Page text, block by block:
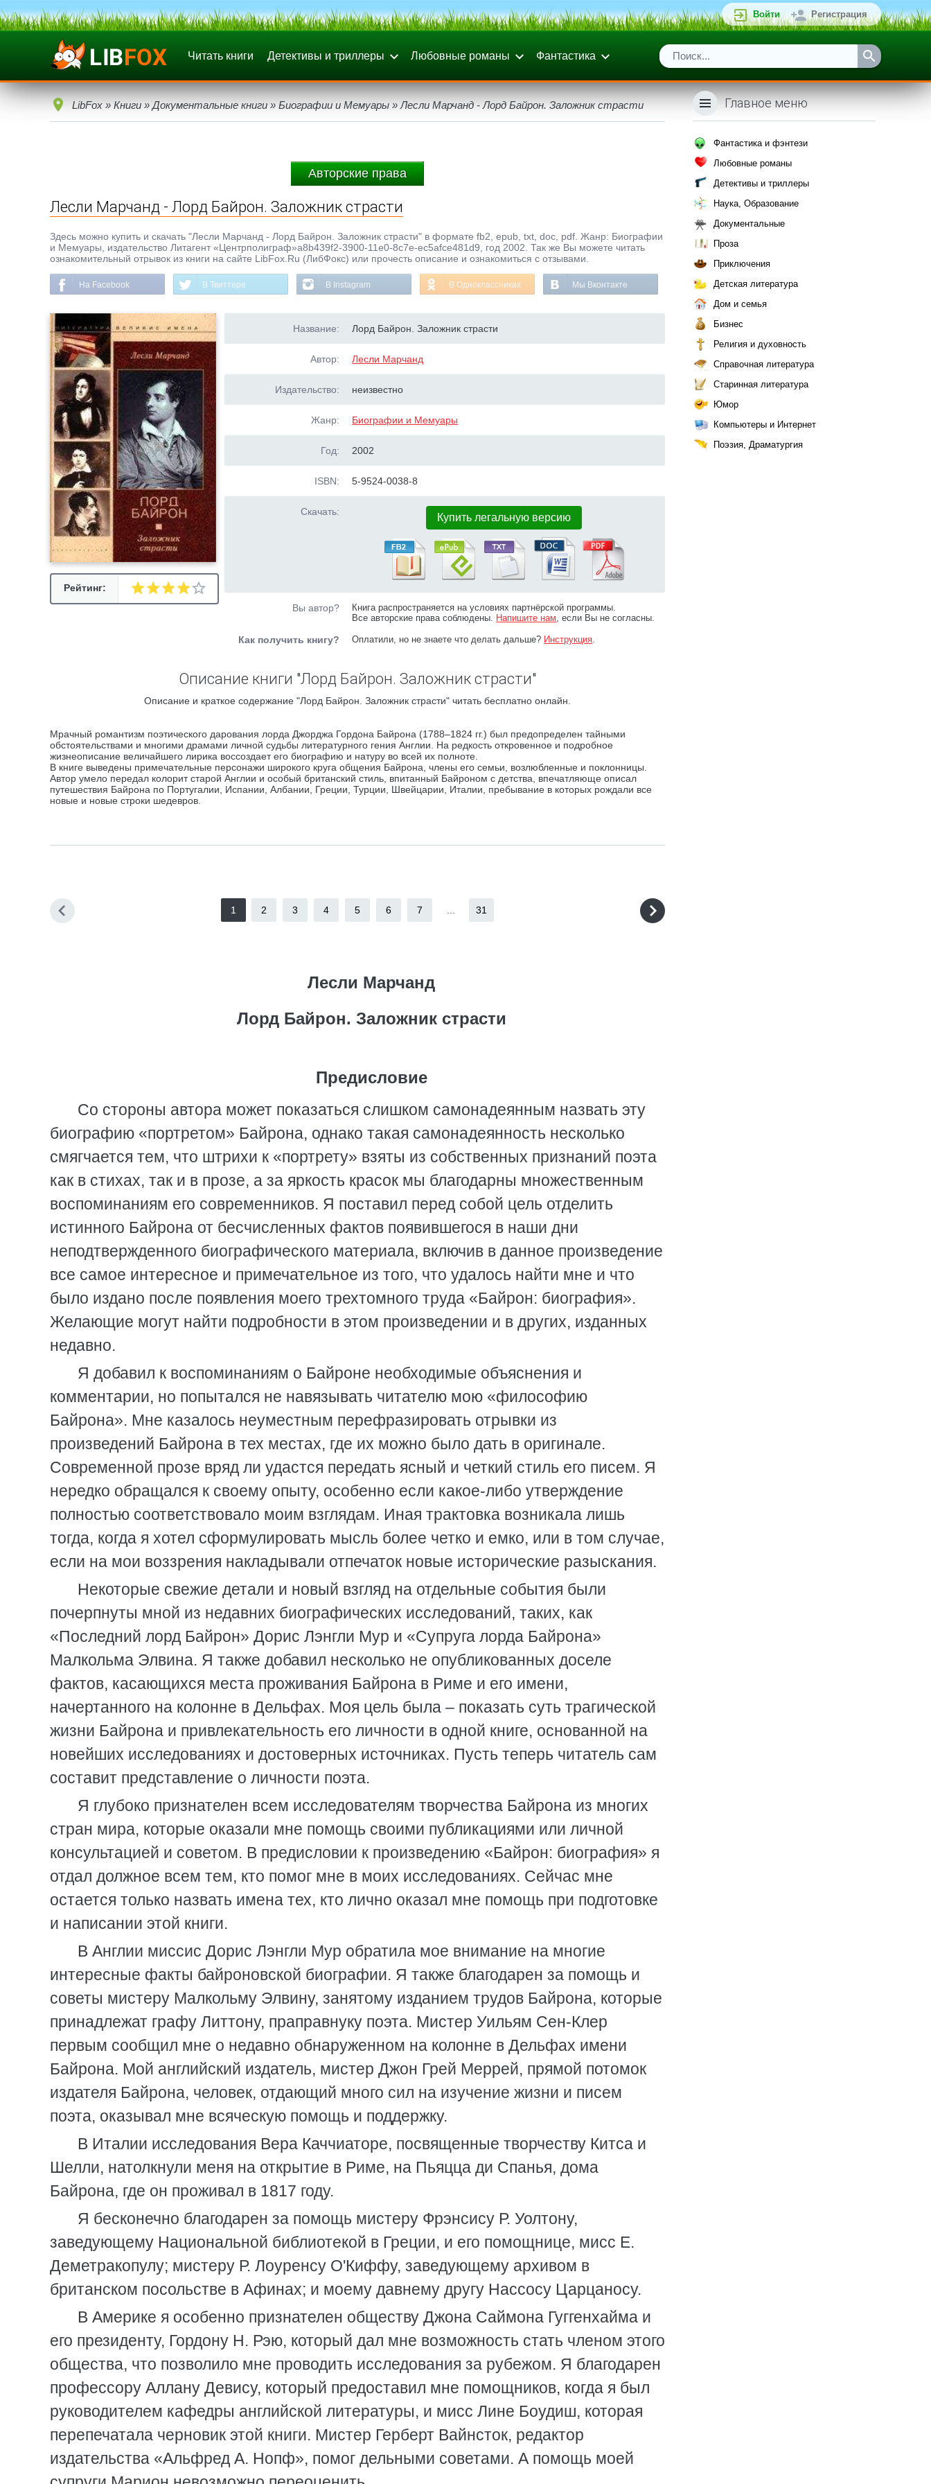
Войти Регистрация
Читать книги Детективы и триллеры Любовные романы Фантастика
LibFox » Книги » Документальные книги » Биографии и Мемуары » Лесли Марчанд - Лорд Байрон. Заложник страсти
Авторские права
Лесли Марчанд - Лорд Байрон. Заложник страсти
Здесь можно купить и скачать "Лесли Марчанд - Лорд Байрон. Заложник страсти" в формате fb2, epub, txt, doc, pdf. Жанр: Биографии
и Мемуары, издательство Литагент «Центрполиграф»a8b439f2-3900-11e0-8c7e-ec5afce481d9, год 2002. Так же Вы можете читать
ознакомительный отрывок из книги на сайте LibFox.Ru (ЛибФокс) или прочесть описание и ознакомиться с отзывами.
На Facebook В Твиттере В Instagram В Одноклассниках Мы Вконтакте
Рейтинг:
Название: Лорд Байрон. Заложник страсти
Автор: Лесли Марчанд
Издательство: неизвестно
Жанр: Биографии и Мемуары
Год: 2002
ISBN: 5-9524-0038-8
Скачать: Купить легальную версию
Вы автор?
Книга распространяется на условиях партнёрской программы.
Все авторские права соблюдены. Напишите нам, если Вы не согласны.
Как получить книгу? Оплатили, но не знаете что делать дальше? Инструкция.
Описание книги "Лорд Байрон. Заложник страсти"
Описание и краткое содержание "Лорд Байрон. Заложник страсти" читать бесплатно онлайн.
Мрачный романтизм поэтического дарования лорда Джорджа Гордона Байрона (1788–1824 гг.) был предопределен тайными
обстоятельствами и многими драмами личной судьбы литературного гения Англии. На редкость откровенное и подробное
жизнеописание величайшего лирика воссоздает его биографию и натуру во всей их полноте.
В книге выведены примечательные персонажи широкого круга общения Байрона, члены его семьи, возлюбленные и поклонницы.
Автор умело передал колорит старой Англии и особый британский стиль, впитанный Байроном с детства, впечатляюще описал
путешествия Байрона по Португалии, Испании, Албании, Греции, Турции, Швейцарии, Италии, пребывание в которых рождали все
новые и новые строки шедевров.
1 2 3 4 5 6 7 31
Лесли Марчанд
Лорд Байрон. Заложник страсти
Предисловие
Co стороны автора может показаться слишком самонадеянным назвать эту
биографию «портретом» Байрона, однако такая самонадеянность несколько
смягчается тем, что штрихи к «портрету» взяты из собственных признаний поэта
как в стихах, так и в прозе, а за яркость красок мы благодарны множественным
воспоминаниям его современников. Я поставил перед собой цель отделить
истинного Байрона от бесчисленных фактов появившегося в наши дни
неподтвержденного биографического материала, включив в данное произведение
все самое интересное и примечательное из того, что удалось найти мне и что
было издано после появления моего трехтомного труда «Байрон: биография».
Желающие могут найти подробности в этом произведении и в других, изданных
недавно.
Я добавил к воспоминаниям о Байроне необходимые объяснения и
комментарии, но попытался не навязывать читателю мою «философию
Байрона». Мне казалось неуместным перефразировать отрывки из
произведений Байрона в тех местах, где их можно было дать в оригинале.
Современной прозе вряд ли удастся передать ясный и четкий стиль его писем. Я
нередко обращался к своему опыту, особенно если какое-либо утверждение
полностью соответствовало моим взглядам. Иная трактовка возникала лишь
тогда, когда я хотел сформулировать мысль более четко и емко, или в том случае,
если на мои воззрения накладывали отпечаток новые исторические разыскания.
Некоторые свежие детали и новый взгляд на отдельные события были
почерпнуты мной из недавних биографических исследований, таких, как
«Последний лорд Байрон» Дорис Лэнгли Мур и «Супруга лорда Байрона»
Малкольма Элвина. Я также добавил несколько не опубликованных доселе
фактов, касающихся места проживания Байрона в Риме и его имени,
начертанного на колонне в Дельфах. Моя цель была – показать суть трагической
жизни Байрона и привлекательность его личности в одной книге, основанной на
новейших исследованиях и достоверных источниках. Пусть теперь читатель сам
составит представление о личности поэта.
Я глубоко признателен всем исследователям творчества Байрона из многих
стран мира, которые оказали мне помощь своими публикациями или личной
консультацией и советом. В предисловии к произведению «Байрон: биография» я
отдал должное всем тем, кто помог мне в моих исследованиях. Сейчас мне
остается только назвать имена тех, кто лично оказал мне помощь при подготовке
и написании этой книги.
В Англии миссис Дорис Лэнгли Мур обратила мое внимание на многие
интересные факты байроновской биографии. Я также благодарен за помощь и
советы мистеру Малкольму Элвину, занятому изданием трудов Байрона, которые
принадлежат графу Литтону, праправнуку поэта. Мистер Уильям Сен-Клер
первым сообщил мне о недавно обнаруженном на колонне в Дельфах имени
Байрона. Мой английский издатель, мистер Джон Грей Меррей, прямой потомок
издателя Байрона, человек, отдающий много сил на изучение жизни и писем
поэта, оказывал мне всяческую помощь и поддержку.
В Италии исследования Вера Каччиаторе, посвященные творчеству Китса и
Шелли, натолкнули меня на открытие в Риме, на Пьяцца ди Спанья, дома
Байрона, где он проживал в 1817 году.
Я бесконечно благодарен за помощь мистеру Фрэнсису Р. Уолтону,
заведующему Национальной библиотекой в Греции, и его помощнице, мисс Е.
Деметракопулу; мистеру Р. Лоуренсу О'Киффу, заведующему архивом в
британском посольстве в Афинах; и моему давнему другу Нассосу Царцаносу.
В Америке я особенно признателен обществу Джона Саймона Гуггенхайма и
его президенту, Гордону Н. Рэю, который дал мне возможность стать членом этого
общества, что позволило мне проводить исследования за рубежом. Я благодарен
профессору Аллану Девису, который предоставил мне помощников, когда я был
руководителем кафедры английской литературы, и мисс Лине Боудиш, которая
перепечатала черновик этой книги. Мистер Герберт Вайнсток, редактор
издательства «Альфред А. Нопф», помог дельными советами. А помощь моей
Главное меню
Фантастика и фэнтези
Любовные романы
Детективы и триллеры
Наука, Образование
Документальные
Проза
Приключения
Детская литература
Дом и семья
Бизнес
Религия и духовность
Справочная литература
Старинная литература
Юмор
Компьютеры и Интернет
Поэзия, Драматургия